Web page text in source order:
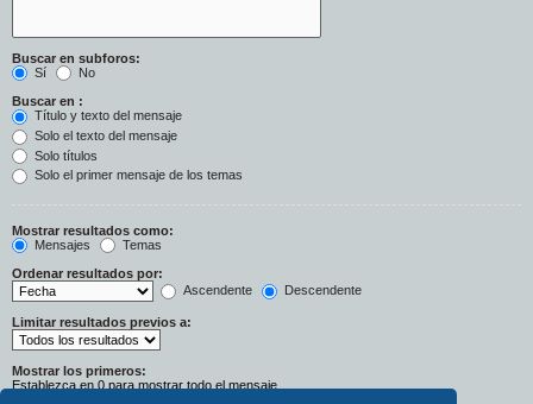
Buscar en subforos:
Sí
No
Buscar en :
Título y texto del mensaje
Solo el texto del mensaje
Solo títulos
Solo el primer mensaje de los temas
Mostrar resultados como:
Mensajes
Temas
Ordenar resultados por:
Ascendente
Descendente
Limitar resultados previos a:
Mostrar los primeros:
Establezca en 0 para mostrar todo el mensaje.